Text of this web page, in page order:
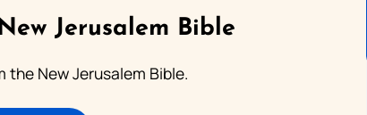
Jerusalem Bible
the New Jerusalem Bible.